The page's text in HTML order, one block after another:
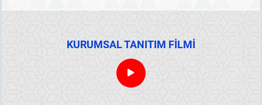
KURUMSAL TANITIM FİLMİ